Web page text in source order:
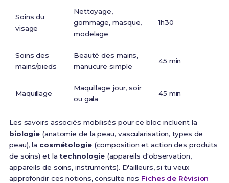
Soins du
visage
Nettoyage,
gommage, masque,
modelage
1h30
Soins des
mains/pieds
Beauté des mains,
manucure simple
45 min
Maquillage
Maquillage jour, soir
ou gala
45 min
Les savoirs associés mobilisés pour ce bloc incluent la
biologie (anatomie de la peau, vascularisation, types de
peau), la cosmétologie(composition et action des produits
de soins) et latechnologie (appareils d'observation,
appareils de soins, instruments). D'ailleurs, si tu veux
approfondir ces notions, consulte nos Fiches de Révision